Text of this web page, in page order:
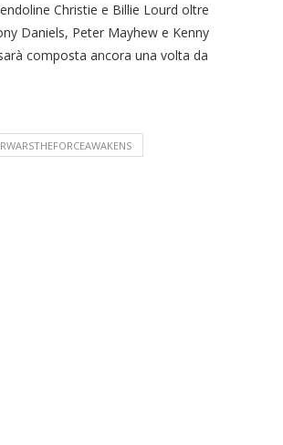
Christie e Billie Lourd oltre
Daniels, Peter Mayhew e Kenny
composta ancora una volta da